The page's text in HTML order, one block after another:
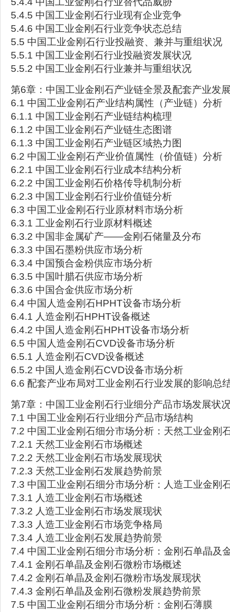
5.4.5 中国工业金刚石行业现有企业竞争
5.4.6 中国工业金刚石行业竞争状态总结
5.5 中国工业金刚石行业投融资、兼并与重组状况
5.5.1 中国工业金刚石行业投融资发展状况
5.5.2 中国工业金刚石行业兼并与重组状况
第6章：中国工业金刚石产业链全景及配套产业发
6.1 中国工业金刚石产业结构属性（产业链）分析
6.1.1 中国工业金刚石产业链结构梳理
6.1.2 中国工业金刚石产业链生态图谱
6.1.3 中国工业金刚石产业链区域热力图
6.2 中国工业金刚石产业价值属性（价值链）分析
6.2.1 中国工业金刚石行业成本结构分析
6.2.2 中国工业金刚石价格传导机制分析
6.2.3 中国工业金刚石行业价值链分析
6.3 中国工业金刚石行业原材料市场分析
6.3.1 工业金刚石行业原材料概述
6.3.2 中国非金属矿产——金刚石储量及分布
6.3.3 中国石墨粉供应市场分析
6.3.4 中国预合金粉供应市场分析
6.3.5 中国叶腊石供应市场分析
6.3.6 中国合金供应市场分析
6.4 中国人造金刚石HPHT设备市场分析
6.4.1 人造金刚石HPHT设备概述
6.4.2 中国人造金刚石HPHT设备市场分析
6.5 中国人造金刚石CVD设备市场分析
6.5.1 人造金刚石CVD设备概述
6.5.2 中国人造金刚石CVD设备市场分析
6.6 配套产业布局对工业金刚石行业发展的影响总
第7章：中国工业金刚石行业细分产品市场发展状
7.1 中国工业金刚石行业细分产品市场结构
7.2 中国工业金刚石细分市场分析：天然工业金刚
7.2.1 天然工业金刚石市场概述
7.2.2 天然工业金刚石市场发展现状
7.2.3 天然工业金刚石发展趋势前景
7.3 中国工业金刚石细分市场分析：人造工业金刚
7.3.1 人造工业金刚石市场概述
7.3.2 人造工业金刚石市场发展现状
7.3.3 人造工业金刚石市场竞争格局
7.3.4 人造工业金刚石发展趋势前景
7.4 中国工业金刚石细分市场分析：金刚石单晶及
7.4.1 金刚石单晶及金刚石微粉市场概述
7.4.2 金刚石单晶及金刚石微粉市场发展现状
7.4.3 金刚石单晶及金刚石微粉发展趋势前景
7.5 中国工业金刚石细分市场分析：金刚石薄膜